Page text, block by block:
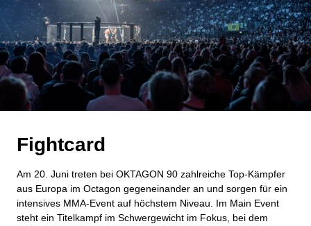
Fightcard
Am 20. Juni treten bei OKTAGON 90 zahlreiche Top‑Kämpfer
aus Europa im Octagon gegeneinander an und sorgen für ein
intensives MMA‑Event auf höchstem Niveau. Im Main Event
steht ein Titelkampf im Schwergewicht im Fokus, bei dem